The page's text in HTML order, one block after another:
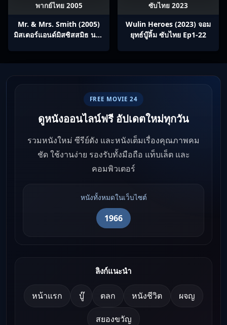
พากย์ไทย 2005
Mr. & Mrs. Smith (2005)
มิสเตอร์แอนด์มิสซิสสมิธ นาย
ซับไทย 2023
Wulin Heroes (2023) จอม
ยุทธ์บู๊ลิ้ม ซับไทย Ep1-22
FREE MOVIE 24
ดูหนังออนไลน์ฟรี อัปเดตใหม่ทุกวัน
รวมหนังใหม่ ซีรีย์ดัง และหนังเต็มเรื่องคุณภาพคม
ชัด ใช้งานง่าย รองรับทั้งมือถือ แท็บเล็ต และ
คอมพิวเตอร์
หนังทั้งหมดในเว็บไซต์
1966
ลิงก์แนะนำ
หน้าแรก บู๊ ตลก หนังชีวิต ผจญ
สยองขวัญ